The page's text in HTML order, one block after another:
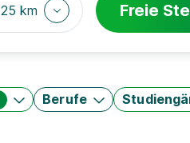
25 km Freie
Berufe